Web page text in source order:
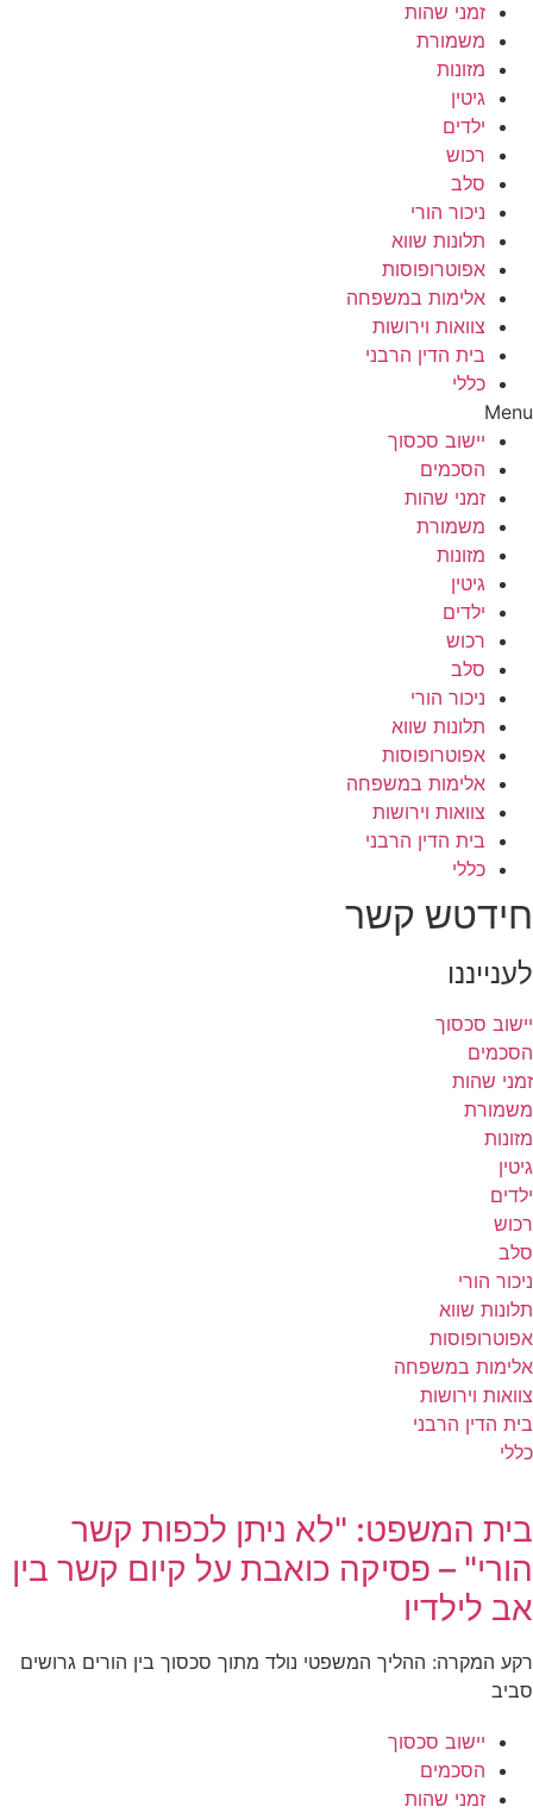
זמני שהות
משמורת
מזונות
גיטין
ילדים
רכוש
סלב
ניכור הורי
תלונות שווא
אפוטרופוסות
אלימות במשפחה
צוואות וירושות
בית הדין הרבני
כללי
Menu
יישוב סכסוך
הסכמים
זמני שהות
משמורת
מזונות
גיטין
ילדים
רכוש
סלב
ניכור הורי
תלונות שווא
אפוטרופוסות
אלימות במשפחה
צוואות וירושות
בית הדין הרבני
כללי
חידטש קשר
לענייננו
יישוב סכסוך
הסכמים
זמני שהות
משמורת
מזונות
גיטין
ילדים
רכוש
סלב
ניכור הורי
תלונות שווא
אפוטרופוסות
אלימות במשפחה
צוואות וירושות
בית הדין הרבני
כללי
בית המשפט: "לא ניתן לכפות קשר
הורי" – פסיקה כואבת על קיום קשר בין
אב לילדיו
רקע המקרה: ההליך המשפטי נולד מתוך סכסוך בין הורים גרושים
סביב
יישוב סכסוך
הסכמים
זמני שהות